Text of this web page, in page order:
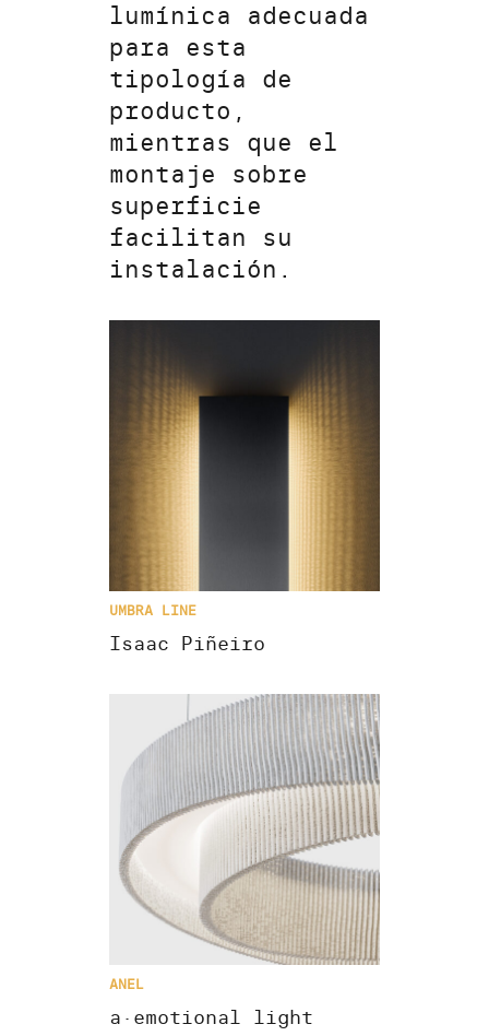
lumínica adecuada
para esta
tipología de
producto,
mientras que el
montaje sobre
superficie
facilitan su
instalación.
UMBRA LINE
Isaac Piñeiro
ANEL
a·emotional light